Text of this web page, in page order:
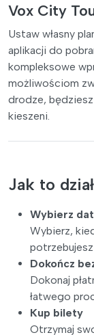
Vox City
Ustaw własny
aplikacji do
kompleksowe
możliwościom
drodze,
kieszeni.
Jak to
Wybierz
Wybierz,
potrzebujesz
Dokończ
Dokonaj
łatwego
Kup bilety
Otrzymaj